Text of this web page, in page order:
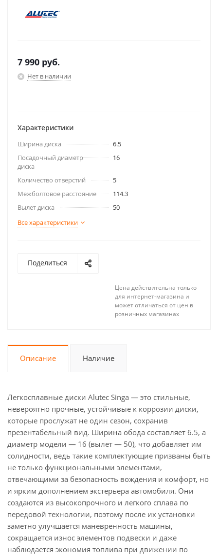
7 990 руб.
Нет в наличии
Характеристики
Ширина диска
6.5
Посадочный диаметр
диска
16
Количество отверстий
5
Межболтовое расстояние
114.3
Вылет диска
50
Все характеристики
Поделиться
Цена действительна только
для интернет-магазина и
может отличаться от цен в
розничных магазинах
Описание Наличие
Легкосплавные диски Alutec Singa — это стильные,
невероятно прочные, устойчивые к коррозии диски,
которые прослужат не один сезон, сохранив
презентабельный вид. Ширина обода составляет 6.5, а
диаметр модели — 16 (вылет — 50), что добавляет им
солидности, ведь такие комплектующие призваны быть
не только функциональными элементами,
отвечающими за безопасность вождения и комфорт, но
и ярким дополнением экстерьера автомобиля. Они
создаются из высокопрочного и легкого сплава по
передовой технологии, поэтому после их установки
заметно улучшается маневренность машины,
сокращается износ элементов подвески и даже
наблюдается экономия топлива при движении по